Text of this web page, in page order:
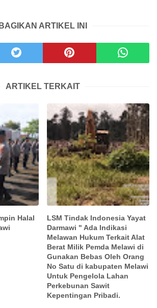
BAGIKAN ARTIKEL INI
ARTIKEL TERKAIT
Halal
LSM Tindak Indonesia Yayat
Darmawi " Ada Indikasi
Melawan Hukum Terkait Alat
Berat Milik Pemda Melawi di
Gunakan Bebas Oleh Orang
No Satu di kabupaten Melawi
Untuk Pengelola Lahan
Perkebunan Sawit
Kepentingan Pribadi.